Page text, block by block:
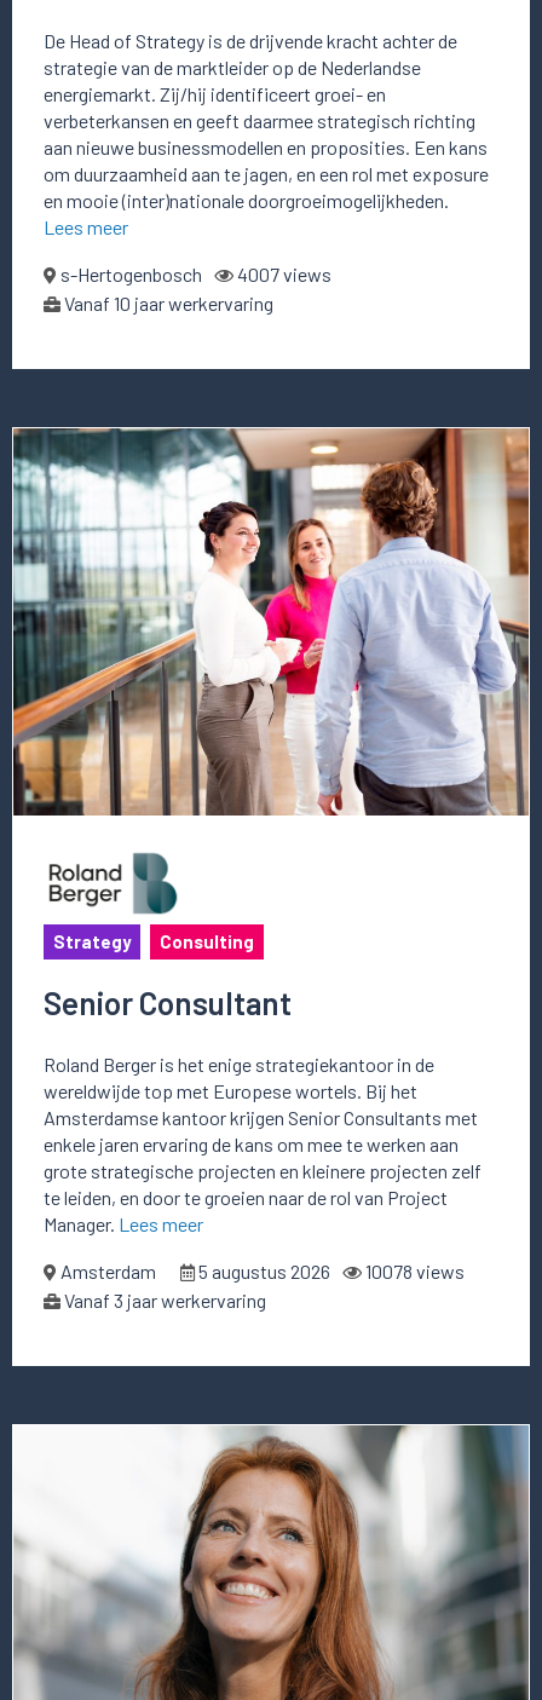
De Head of Strategy is de drijvende kracht achter de
strategie van de marktleider op de Nederlandse
energiemarkt. Zij/hij identificeert groei- en
verbeterkansen en geeft daarmee strategisch richting
aan nieuwe businessmodellen en proposities. Een kans
om duurzaamheid aan te jagen, en een rol met exposure
en mooie (inter)nationale doorgroeimogelijkheden.
Lees meer
s-Hertogenbosch
4007 views
Vanaf 10 jaar werkervaring
Lees
meer
over
deze
vacature
Senior
Consultant
Strategy Consulting
Senior Consultant
Roland Berger is het enige strategiekantoor in de
wereldwijde top met Europese wortels. Bij het
Amsterdamse kantoor krijgen Senior Consultants met
enkele jaren ervaring de kans om mee te werken aan
grote strategische projecten en kleinere projecten zelf
te leiden, en door te groeien naar de rol van Project
Manager. Lees meer
Amsterdam 5 augustus 2026
10078 views
Vanaf 3 jaar werkervaring
vacature
Director
Strategy
&
Transformation